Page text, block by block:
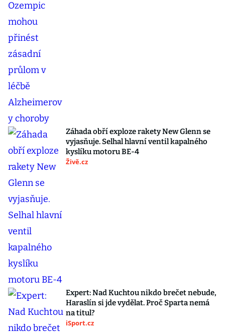
Záhada obří exploze rakety New Glenn se
vyjasňuje. Selhal hlavní ventil kapalného
kyslíku motoru BE-4
Živě.cz
Expert: Nad Kuchtou nikdo brečet nebude,
Haraslín si jde vydělat. Proč Sparta nemá
na titul?
iSport.cz